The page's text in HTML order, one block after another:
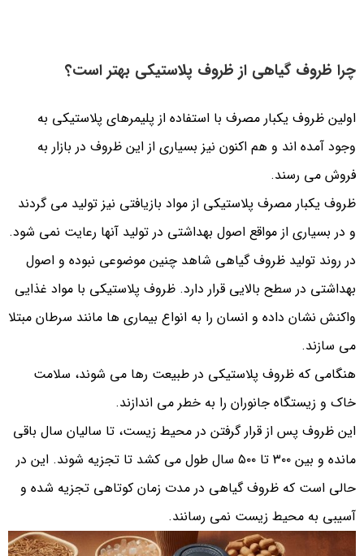
چرا ظروف گیاهی از ظروف پلاستیکی بهتر است؟
اولین ظروف یکبار مصرف با استفاده از پلیمرهای پلاستیکی به
وجود آمده اند و هم اکنون نیز بسیاری از این ظروف در بازار به
فروش می رسند.
ظروف یکبار مصرف پلاستیکی از مواد بازیافتی نیز تولید می گردند
و در بسیاری از مواقع اصول بهداشتی در تولید آنها رعایت نمی شود.
در روند تولید ظروف گیاهی شاهد چنین موضوعی نبوده و اصول
بهداشتی در سطح بالایی قرار دارد. ظروف پلاستیکی با مواد غذایی
واکنش نشان داده و انسان را به انواع بیماری ها مانند سرطان مبتلا
می سازند.
هنگامی که ظروف پلاستیکی در طبیعت رها می شوند، سلامت
خاک و زیستگاه جانوران را به خطر می اندازند.
این ظروف پس از قرار گرفتن در محیط زیست، تا سالیان سال باقی
مانده و بین ۳۰۰ تا ۵۰۰ سال طول می کشد تا تجزیه شوند. این در
حالی است که ظروف گیاهی در مدت زمان کوتاهی تجزیه شده و
آسیبی به محیط زیست نمی رسانند.